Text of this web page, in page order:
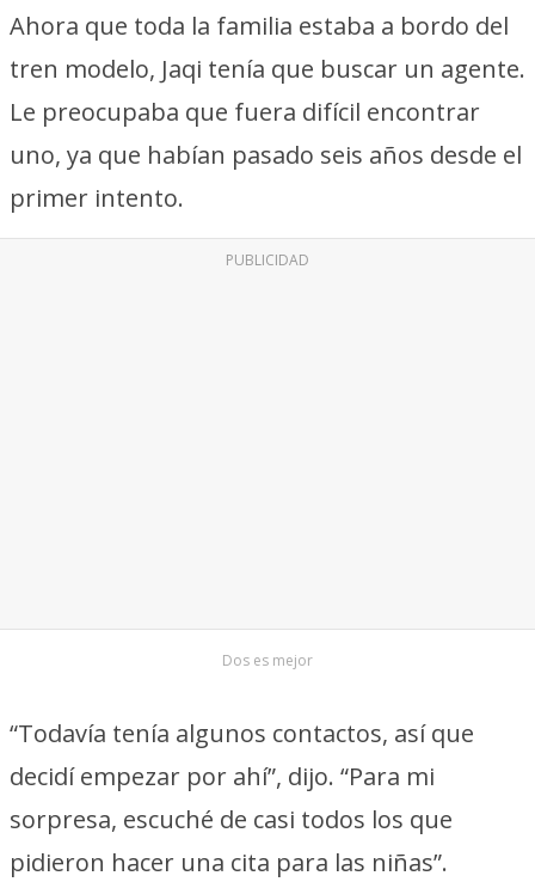
Ahora que toda la familia estaba a bordo del
tren modelo, Jaqi tenía que buscar un agente.
Le preocupaba que fuera difícil encontrar
uno, ya que habían pasado seis años desde el
primer intento.
PUBLICIDAD
Dos es mejor
“Todavía tenía algunos contactos, así que
decidí empezar por ahí”, dijo. “Para mi
sorpresa, escuché de casi todos los que
pidieron hacer una cita para las niñas”.